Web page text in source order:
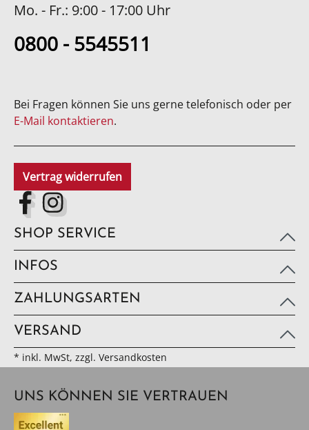
Mo. - Fr.: 9:00 - 17:00 Uhr
0800 - 5545511
Bei Fragen können Sie uns gerne telefonisch oder per
E-Mail kontaktieren.
Vertrag widerrufen
SHOP SERVICE
INFOS
ZAHLUNGSARTEN
VERSAND
* inkl. MwSt, zzgl. Versandkosten
UNS KÖNNEN SIE VERTRAUEN